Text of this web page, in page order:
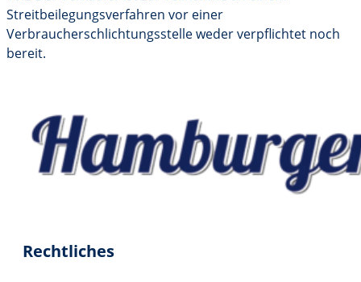
Streitbeilegungsverfahren vor einer
Verbraucherschlichtungsstelle weder verpflichtet noch
bereit.
Rechtliches